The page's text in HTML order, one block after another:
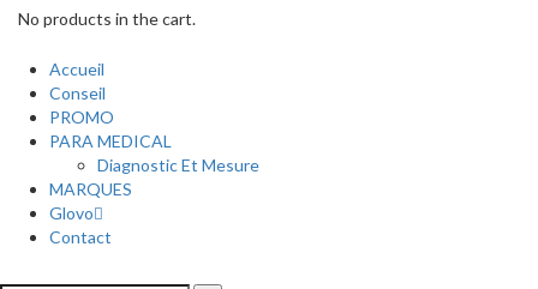
No products in the cart.
Accueil
Conseil
PROMO
PARA MEDICAL
Diagnostic Et Mesure
MARQUES
Glovo
Contact